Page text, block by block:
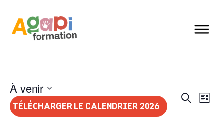
Recherche
Liste
À venir
Sélectionnez
une
TÉLÉCHARGER LE CALENDRIER 2026